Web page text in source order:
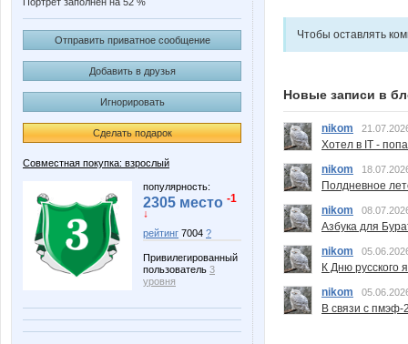
Отправить приватное сообщение
Добавить в друзья
Игнорировать
Сделать подарок
Совместная покупка: взрослый
популярность:
2305 место -1
↓
рейтинг 7004 ?
Привилегированный
пользователь 3
уровня
Чтобы оставлять
Новые записи в
nikom
Хотел в IT -
nikom
Полдневное
nikom
Азбука для
nikom
К Дню русского
nikom
В связи с пмэф-